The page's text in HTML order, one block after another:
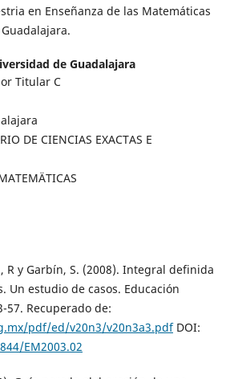
en Enseñanza de las Matemáticas
de Guadalajara
Titular C
DE CIENCIAS EXACTAS E
R y Garbín, S. (2008). Integral definida
Un estudio de casos. Educación
57. Recuperado de:
pdf/ed/v20n3/v20n3a3.pdfDOI:
EM2003.02